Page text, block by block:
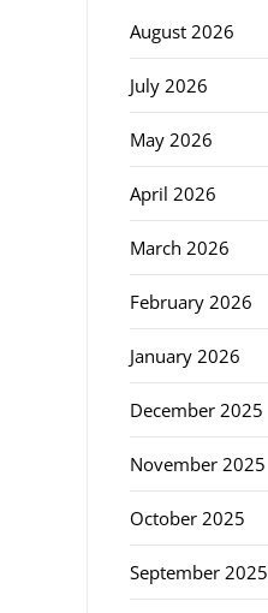
August 2026
July 2026
May 2026
April 2026
March 2026
February 2026
January 2026
December 2025
November 2025
October 2025
September 2025